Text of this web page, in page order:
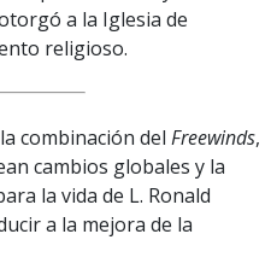
a la Iglesia de
religioso.
combinación del Freewinds,
cambios globales y la
la vida de L. Ronald
a la mejora de la